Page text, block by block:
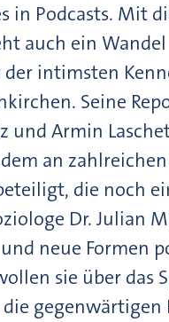
in Podcasts. Mit
auch ein
intimsten
Seine
Armin
an
die noch
Dr. Julian
neue Formen
sie über das
gegenwärtigen